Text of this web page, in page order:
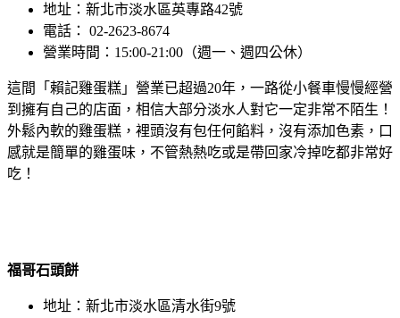
地址：新北市淡水區英專路42號
電話： 02-2623-8674
營業時間：15:00-21:00（週一、週四公休）
這間「賴記雞蛋糕」營業已超過20年，一路從小餐車慢慢經營
到擁有自己的店面，相信大部分淡水人對它一定非常不陌生！
外鬆內軟的雞蛋糕，裡頭沒有包任何餡料，沒有添加色素，口
感就是簡單的雞蛋味，不管熱熱吃或是帶回家冷掉吃都非常好
吃！
福哥石頭餅
地址：新北市淡水區清水街9號